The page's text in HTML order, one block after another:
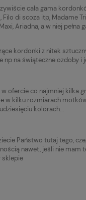
cała gama
Filo di scoza itp, Madame
Ariadna, a w niej pełna
kordonki z nitek
np na świąteczne ozdoby i
ofercie co najmniej kilka
w kilku rozmiarach
kolorach...
Państwo tutaj tego,
nawet, jeśli nie mam
sklepie